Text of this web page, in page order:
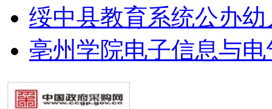
绥中县教育系统公办
亳州学院电子信息与